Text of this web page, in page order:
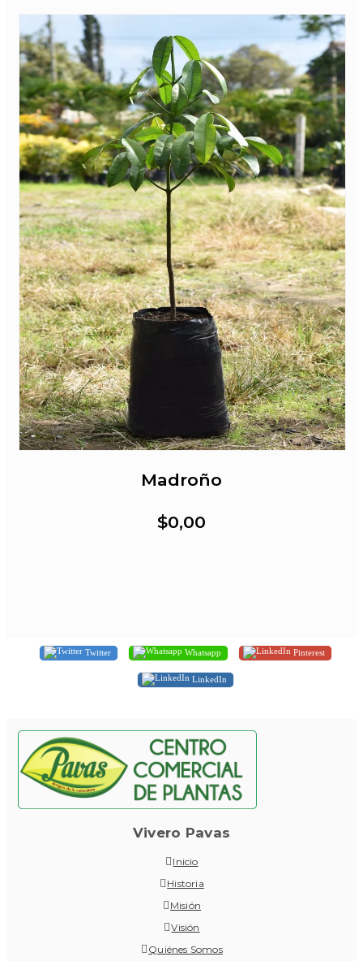
Madroño
$0,00
Twitter Whatsapp Pinterest
LinkedIn
Vivero Pavas
Inicio
Historia
Misión
Visión
Quiénes Somos